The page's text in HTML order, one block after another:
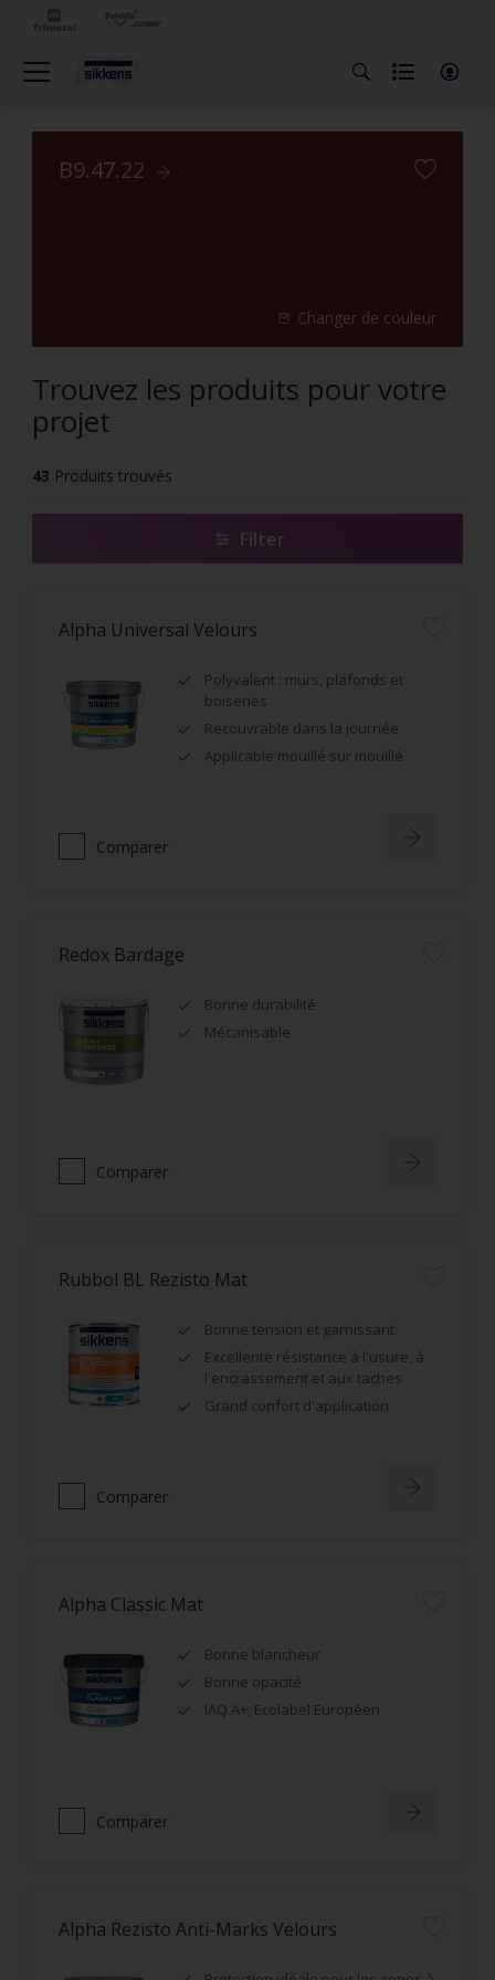
B9.47.22
Changer de couleur
Trouvez les produits pour votre
projet
43 Produits trouvés
Filter
Alpha Universal Velours
Polyvalent : murs, plafonds et
boiseries
Recouvrable dans la journée
Applicable mouillé sur mouillé
Comparer
Redox Bardage
Bonne durabilité
Mécanisable
Comparer
Rubbol BL Rezisto Mat
Bonne tension et garnissant
Excellente résistance à l'usure, à
l'encrassement et aux taches
Grand confort d'application
Comparer
Alpha Classic Mat
Bonne blancheur
Bonne opacité
IAQ A+, Ecolabel Européen
Comparer
Alpha Rezisto Anti-Marks Velours